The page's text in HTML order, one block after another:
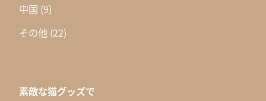
中国 (9)
その他 (22)
素敵な猫グッズで